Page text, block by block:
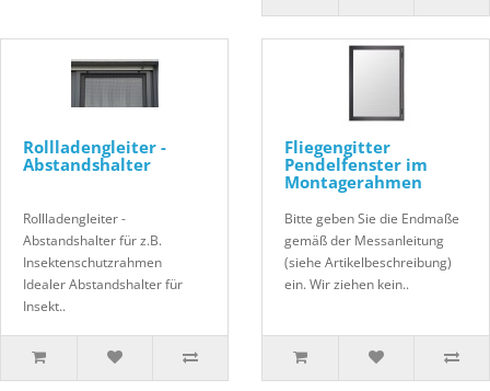
Rollladengleiter -
Abstandshalter
Rollladengleiter -
Abstandshalter für z.B.
Insektenschutzrahmen
Idealer Abstandshalter für
Insekt..
Fliegengitter
Pendelfenster im
Montagerahmen
Bitte geben Sie die Endmaße
gemäß der Messanleitung
(siehe Artikelbeschreibung)
ein. Wir ziehen kein..